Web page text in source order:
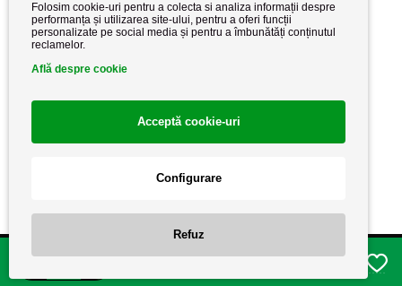
Politica de cookie
Termeni si conditii
Folosim cookie-uri pentru a colecta si analiza informații despre
performanța și utilizarea site-ului, pentru a oferi funcții
personalizate pe social media și pentru a îmbunătăți conținutul
reclamelor.
Află despre cookie
Acceptă cookie-uri
Configurare
Refuz